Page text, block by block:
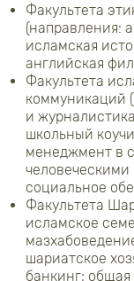
Факультета
(направления:
исламская
английская
Факультета
коммуникаций
и
школьный
менеджмент в
социальное
Факультета
исламское
шариатское
банкинг;